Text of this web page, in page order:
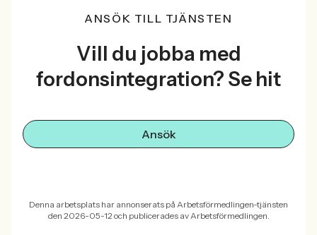
ANSÖK TILL TJÄNSTEN
Vill du jobba med
fordonsintegration? Se hit
Ansök
Denna arbetsplats har annonserats på Arbetsförmedlingen-tjänsten
den 2026-05-12 och publicerades av Arbetsförmedlingen.